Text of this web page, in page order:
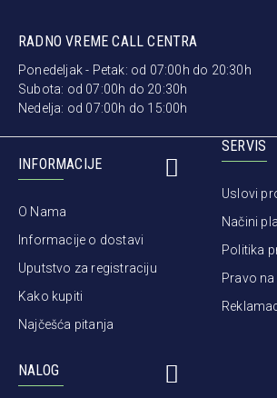
RADNO VREME CALL CENTRA
Ponedeljak - Petak: od 07:00h do 20:30h
Subota: od 07:00h do 20:30h
Nedelja: od 07:00h do 15:00h
INFORMACIJE
O Nama
Informacije o dostavi
Uputstvo za registraciju
Kako kupiti
Najčešća pitanja
SERVIS
Uslovi
Načini
Politika
Pravo
NALOG